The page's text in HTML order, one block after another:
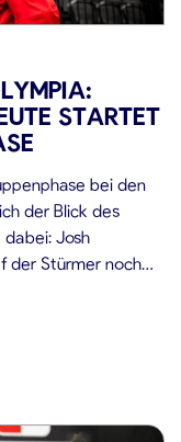
STARTET
bei den
der Blick des
dabei: Josh
der Stürmer noch
und steht nach